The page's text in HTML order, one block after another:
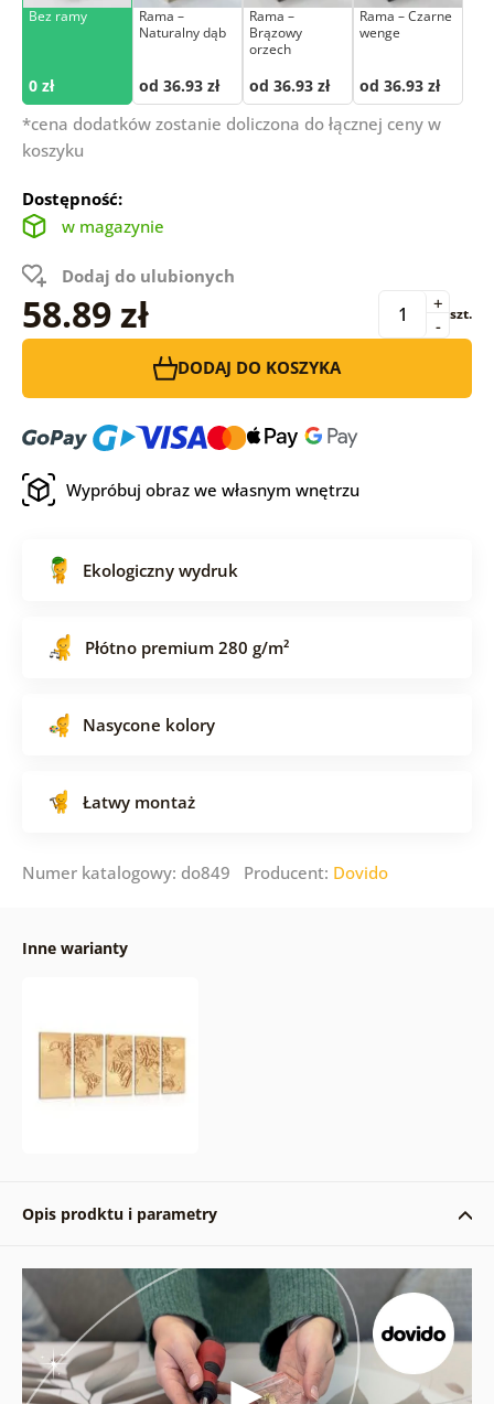
Bez ramy
0 zł
Rama –
Naturalny dąb
od 36.93 zł
Rama –
Brązowy
orzech
od 36.93 zł
Rama – Czarne
wenge
od 36.93 zł
*cena dodatków zostanie doliczona do łącznej ceny w
koszyku
Dostępność:
w magazynie
Dodaj do ulubionych
58.89 zł -
+ szt.
DODAJ DO KOSZYKA
Wypróbuj obraz we własnym wnętrzu
Ekologiczny wydruk
Płótno premium 280 g/m²
Nasycone kolory
Łatwy montaż
Numer katalogowy: do849 Producent: Dovido
Inne warianty
Opis prodktu i parametry